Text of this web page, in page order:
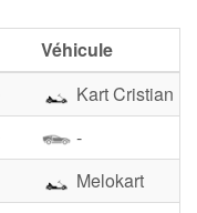
Véhicule
Kart Cristian
-
Melokart